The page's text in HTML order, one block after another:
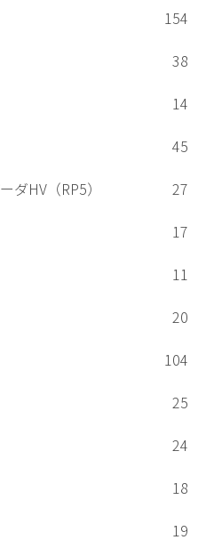
154
38
14
45
ダHV（RP5）
27
17
11
20
104
25
24
18
19